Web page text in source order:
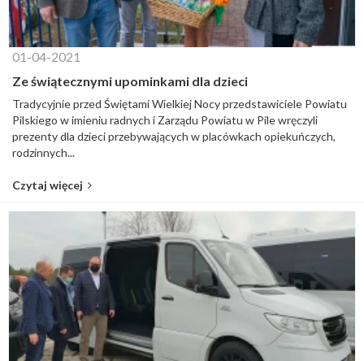
01-04-2021
Ze świątecznymi upominkami dla dzieci
Tradycyjnie przed Świętami Wielkiej Nocy przedstawiciele Powiatu
Pilskiego w imieniu radnych i Zarządu Powiatu w Pile wręczyli
prezenty dla dzieci przebywających w placówkach opiekuńczych,
rodzinnych...
Czytaj więcej